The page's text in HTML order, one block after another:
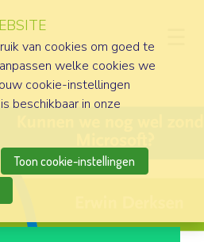
van cookies om goed te
welke cookies we
cookie-instellingen
beschikbaar in onze
Toon cookie-instellingen